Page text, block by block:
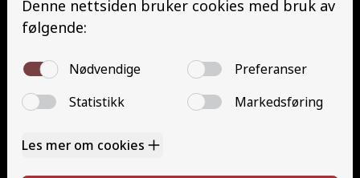
Minibuss (D1)
Minibuss med henger (D1E)
Person (YDP – YSK)
YSK Gods etterutdanning (EYDG)
YSK Person etterutdanning (EYDP)
Kontakt